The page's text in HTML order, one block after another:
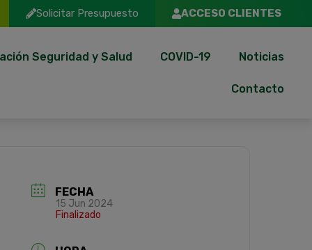
Solicitar Presupuesto ACCESO CLIENTES
Seguridad y Salud COVID-19 Noticias
Contacto
FECHA
15 Jun 2024
Finalizado